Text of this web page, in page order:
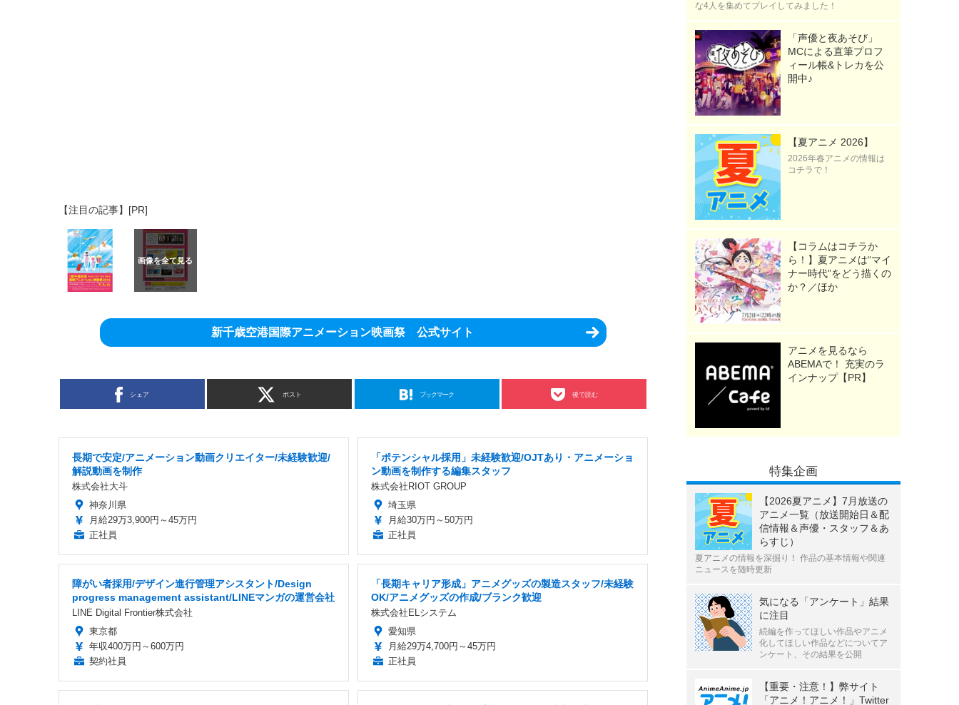
【注目の記事】[PR]
新千歳空港国際アニメーション映画祭 公式サイト
シェア ポスト ブックマーク 後で読む
長期で安定/アニメーション動画クリエイター/未経験歓迎/
解説動画を制作
株式会社大斗
神奈川県
月給29万3,900円～45万円
正社員
「ポテンシャル採用」未経験歓迎/OJTあり・アニメーショ
ン動画を制作する編集スタッフ
株式会社RIOT GROUP
埼玉県
月給30万円～50万円
正社員
障がい者採用/デザイン進行管理アシスタント/Design
progress management assistant/LINEマンガの運営会社
LINE Digital Frontier株式会社
東京都
年収400万円～600万円
契約社員
「長期キャリア形成」アニメグッズの製造スタッフ/未経験
OK/アニメグッズの作成/ブランク歓迎
株式会社ELシステム
愛知県
月給29万4,700円～45万円
正社員
な4人を集めてプレイしてみました！
「声優と夜あそび」
MCによる直筆プロフ
ィール帳&トレカを公
開中♪
【夏アニメ 2026】
2026年春アニメの情報は
コチラで！
【コラムはコチラか
ら！】夏アニメは“マイ
ナー時代”をどう描くの
か？／ほか
アニメを見るなら
ABEMAで！ 充実のラ
インナップ【PR】
特集企画
【2026夏アニメ】7月放送の
アニメ一覧（放送開始日＆配
信情報＆声優・スタッフ＆あ
らすじ）
夏アニメの情報を深掘り！ 作品の基本情報や関連
ニュースを随時更新
気になる「アンケート」結果
に注目
続編を作ってほしい作品やアニメ
化してほしい作品などについてア
ンケート、その結果を公開
【重要・注意！】弊サイト
「アニメ！アニメ！」Twitter